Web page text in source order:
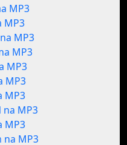
MP3
MP3
MP3
MP3
MP3
MP3
MP3
MP3
MP3
na MP3